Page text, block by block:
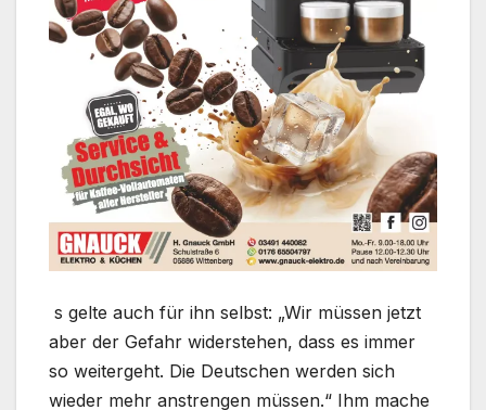
s gelte auch für ihn selbst: „Wir müssen jetzt
aber der Gefahr widerstehen, dass es immer
so weitergeht. Die Deutschen werden sich
wieder mehr anstrengen müssen.“ Ihm mache